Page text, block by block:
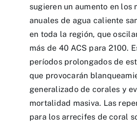
sugieren un aumento en los
anuales de agua caliente
en toda la región, que
más de 40 ACS para 2100.
períodos prolongados de
que provocarán
generalizado de corales y
mortalidad masiva. Las
para los arrecifes de coral